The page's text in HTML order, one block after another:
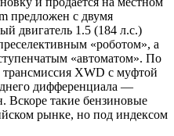
предложен с двумя
двигатель 1.5 (184 л.с.)
«роботом», а
«автоматом». По
XWD с муфтой
дифференциала —
Вскоре такие бензиновые
рынке, но под индексом